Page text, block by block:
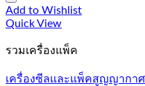
Add to Wishlist
Quick View
รวมเครื่องแพ็ค
เครื่องซีลและแพ็คสูญญากา